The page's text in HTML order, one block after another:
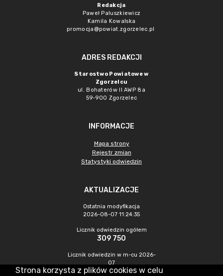
Redakcja
Paweł Paluszkiewicz
Kamila Kowalska
promocja@powiat.zgorzelec.pl
ADRES REDAKCJI
Starostwo Powiatowe w
Zgorzelcu
ul. Bohaterów II AWP 8a
59-900 Zgorzelec
INFORMACJE
Mapa strony
Rejestr zmian
Statystyki odwiedzin
AKTUALIZACJE
Ostatnia modyfikacja
2026-08-07 11:24:35
Licznik odwiedzin ogółem
309 750
Licznik odwiedzin w m-cu 2026-
07
448
Strona korzysta z plików cookies w celu